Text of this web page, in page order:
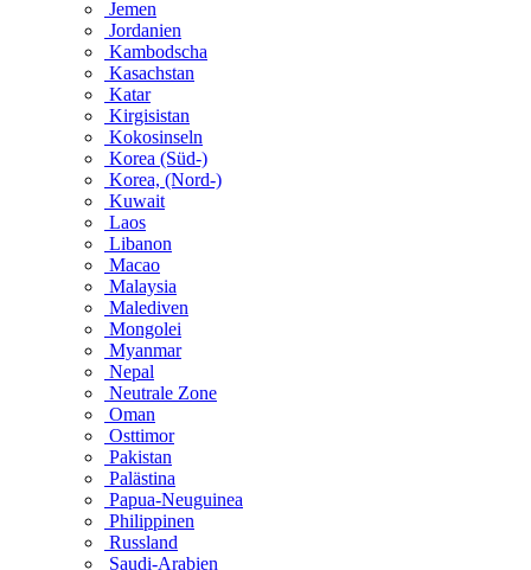
Jemen
Jordanien
Kambodscha
Kasachstan
Katar
Kirgisistan
Kokosinseln
Korea (Süd-)
Korea, (Nord-)
Kuwait
Laos
Libanon
Macao
Malaysia
Malediven
Mongolei
Myanmar
Nepal
Neutrale Zone
Oman
Osttimor
Pakistan
Palästina
Papua-Neuguinea
Philippinen
Russland
Saudi-Arabien